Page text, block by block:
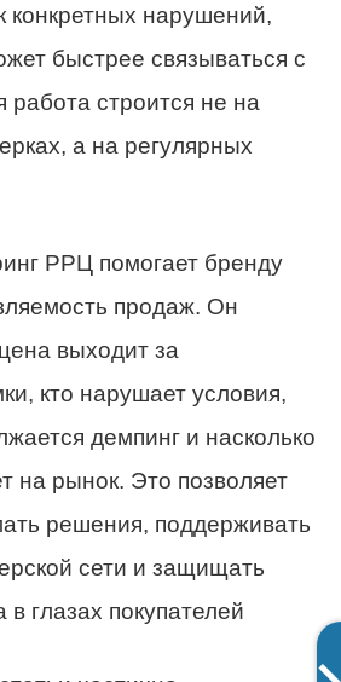
конкретных нарушений,
быстрее связываться с
работа строится не на
а на регулярных
РРЦ помогает бренду
продаж. Он
выходит за
кто нарушает условия,
демпинг и насколько
на рынок. Это позволяет
решения, поддерживать
сети и защищать
в глазах покупателей